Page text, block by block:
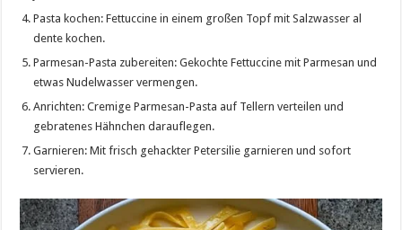
Pasta kochen: Fettuccine in einem großen Topf mit Salzwasser al
dente kochen.
Parmesan-Pasta zubereiten: Gekochte Fettuccine mit Parmesan und
etwas Nudelwasser vermengen.
Anrichten: Cremige Parmesan-Pasta auf Tellern verteilen und
gebratenes Hähnchen darauflegen.
Garnieren: Mit frisch gehackter Petersilie garnieren und sofort
servieren.